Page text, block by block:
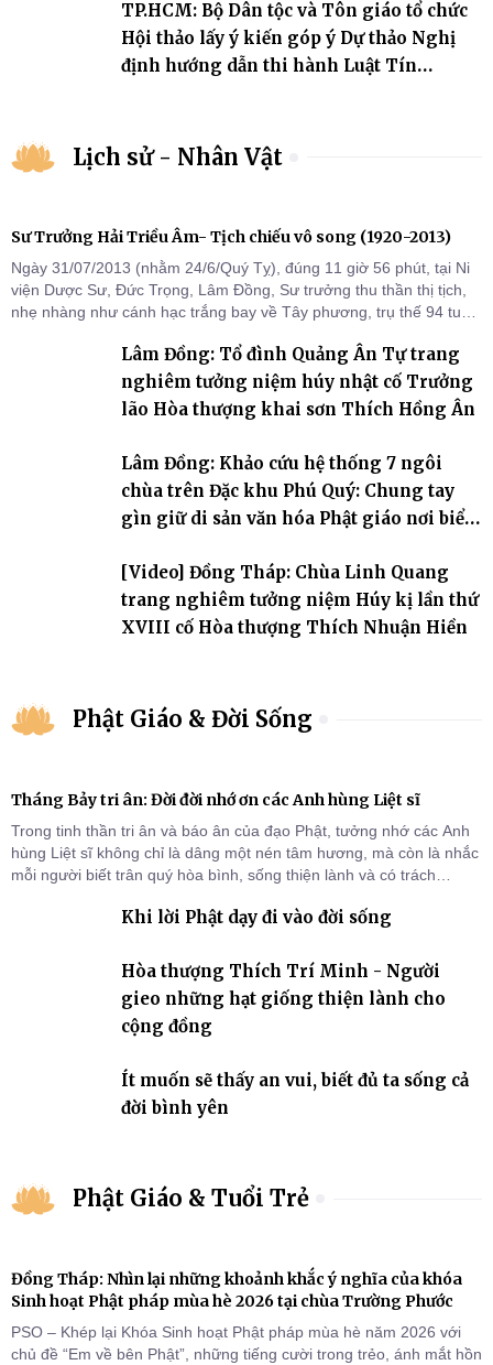
TP.HCM: Bộ Dân tộc và Tôn giáo tổ chức
Hội thảo lấy ý kiến góp ý Dự thảo Nghị
định hướng dẫn thi hành Luật Tín
Lịch sử - Nhân Vật
Sư Trưởng Hải Triều Âm- Tịch chiếu vô song (1920-2013)
Ngày 31/07/2013 (nhằm 24/6/Quý Tỵ), đúng 11 giờ 56 phút, tại Ni
viện Dược Sư, Đức Trọng, Lâm Đồng, Sư trưởng thu thần thị tịch,
nhẹ nhàng như cánh hạc trắng bay về Tây phương, trụ thế 94 tuổi
Lâm Đồng: Tổ đình Quảng Ân Tự trang
nghiêm tưởng niệm húy nhật cố Trưởng
lão Hòa thượng khai sơn Thích Hồng Ân
Lâm Đồng: Khảo cứu hệ thống 7 ngôi
chùa trên Đặc khu Phú Quý: Chung tay
gìn giữ di sản văn hóa Phật giáo nơi biển
[Video] Đồng Tháp: Chùa Linh Quang
trang nghiêm tưởng niệm Húy kị lần thứ
XVIII cố Hòa thượng Thích Nhuận Hiền
Phật Giáo & Đời Sống
Tháng Bảy tri ân: Đời đời nhớ ơn các Anh hùng Liệt sĩ
Trong tinh thần tri ân và báo ân của đạo Phật, tưởng nhớ các Anh
hùng Liệt sĩ không chỉ là dâng một nén tâm hương, mà còn là nhắc
mỗi người biết trân quý hòa bình, sống thiện lành và có trách
Khi lời Phật dạy đi vào đời sống
Hòa thượng Thích Trí Minh - Người
gieo những hạt giống thiện lành cho
cộng đồng
Ít muốn sẽ thấy an vui, biết đủ ta sống cả
đời bình yên
Phật Giáo & Tuổi Trẻ
Đồng Tháp: Nhìn lại những khoảnh khắc ý nghĩa của khóa
Sinh hoạt Phật pháp mùa hè 2026 tại chùa Trường Phước
PSO – Khép lại Khóa Sinh hoạt Phật pháp mùa hè năm 2026 với
chủ đề “Em về bên Phật”, những tiếng cười trong trẻo, ánh mắt hồn